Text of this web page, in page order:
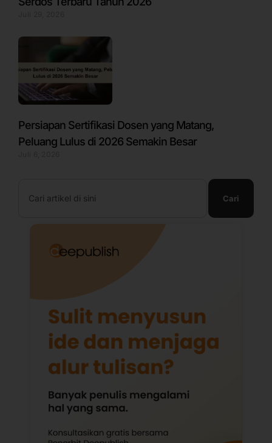
Persiapan Sertifikasi Dosen yang Matang,
Peluang Lulus di 2026 Semakin Besar
Cari